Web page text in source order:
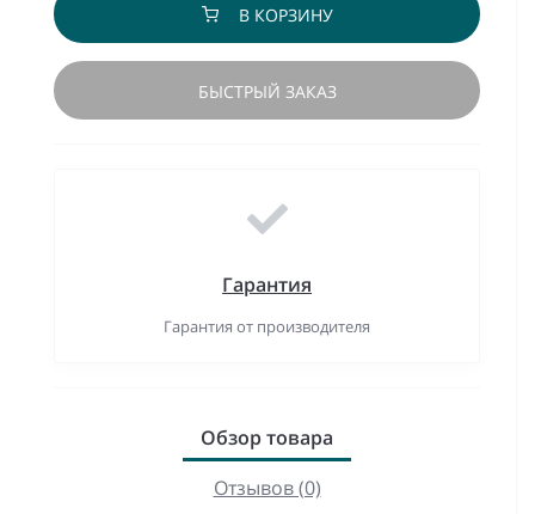
В КОРЗИНУ
БЫСТРЫЙ ЗАКАЗ
Гарантия
Гарантия от производителя
Обзор товара
Отзывов (0)